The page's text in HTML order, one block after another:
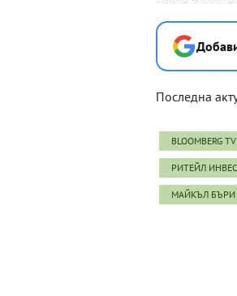
Последна
BLOOMBERG
РИТЕЙЛ
МАЙКЪЛ БЪРИ